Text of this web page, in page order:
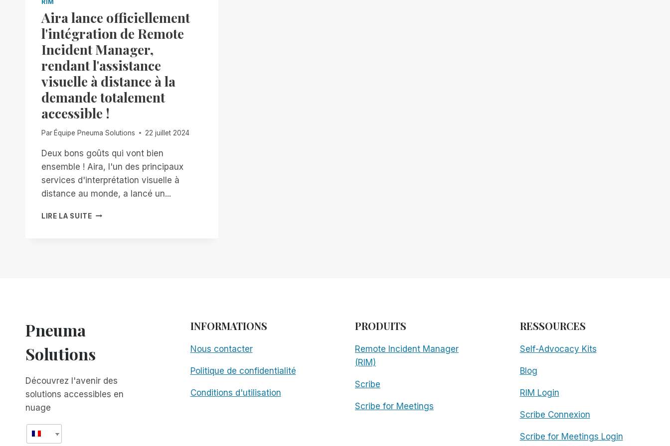
RIM
Aira lance officiellement
l'intégration de Remote
Incident Manager,
rendant l'assistance
visuelle à distance à la
demande totalement
accessible !
ParÉquipe Pneuma Solutions 22 juillet 2024
Deux bons goûts qui vont bien
ensemble ! Aira, l'un des principaux
services d'interprétation visuelle à
distance au monde, a lancé un...
LIRE LA SUITEAIRA
LA
TOTALEMENT
ACCESSIBLE
Pneuma
Solutions
Découvrez l'avenir des
solutions accessibles en
nuage
INFORMATIONS
Nous contacter
Politique de confidentialité
Conditions d'utilisation
PRODUITS
Remote Incident Manager
(RIM)
Scribe
Scribe for Meetings
RESSOURCES
Self-Advocacy Kits
Blog
RIM Login
Scribe Connexion
Scribe for Meetings Login